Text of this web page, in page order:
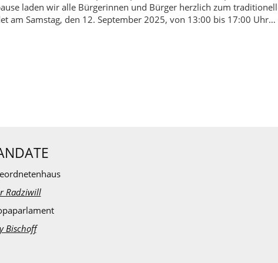
laden wir alle Bürgerinnen und Bürger herzlich zum
am Samstag, den 12. September 2025, von 13:00 bis 17:00 Uhr…
Radziwill
Bischoff